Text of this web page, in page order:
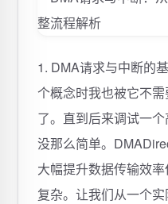
1. DMA请求与中断的
个概念时我也被它不
了。直到后来调试一
没那么简单。
大幅提升数据传输效
复杂。让我们从一个